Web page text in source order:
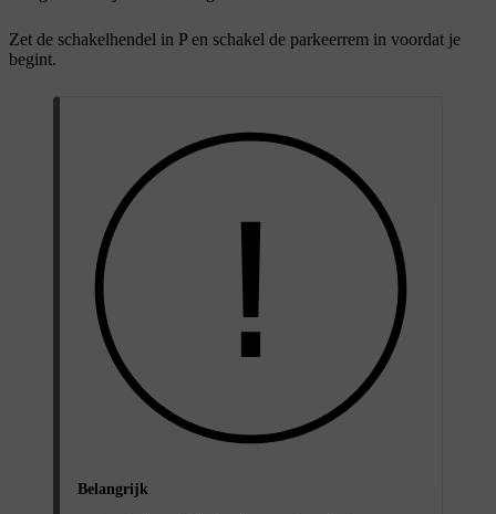
Zet de schakelhendel in P en schakel de parkeerrem in voordat je
begint.
Belangrijk